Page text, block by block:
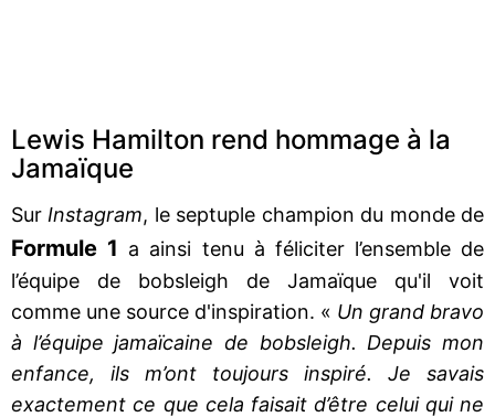
Lewis Hamilton rend hommage à la
Jamaïque
Sur Instagram, le septuple champion du monde de
Formule 1 a ainsi tenu à féliciter l’ensemble de
l’équipe de bobsleigh de Jamaïque qu'il voit
comme une source d'inspiration. « Un grand bravo
à l’équipe jamaïcaine de bobsleigh. Depuis mon
enfance, ils m’ont toujours inspiré. Je savais
exactement ce que cela faisait d’être celui qui ne